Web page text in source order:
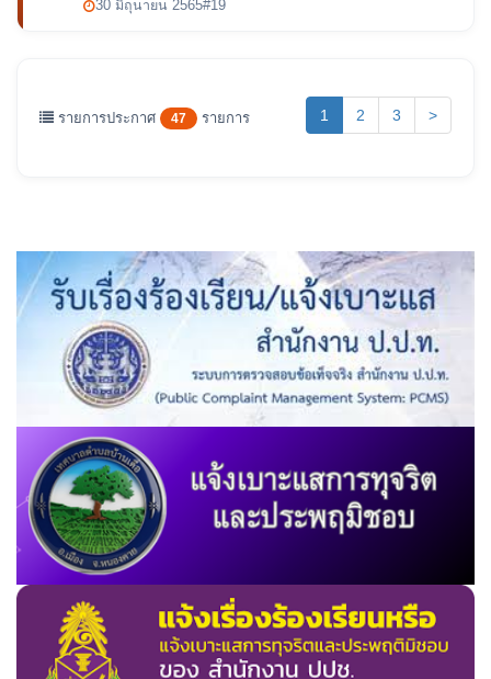
30 มิถุนายน 2565#19
รายการประกาศ 47 รายการ 1 (current)
2 3 >